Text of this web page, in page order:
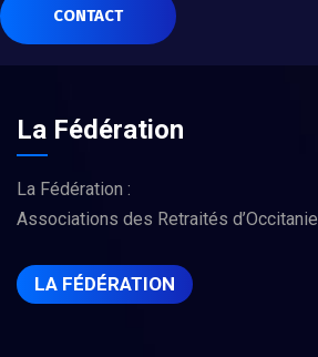
CONTACT
La Fédération
La Fédération :
Associations des Retraités d’Occitanie
LA FÉDÉRATION